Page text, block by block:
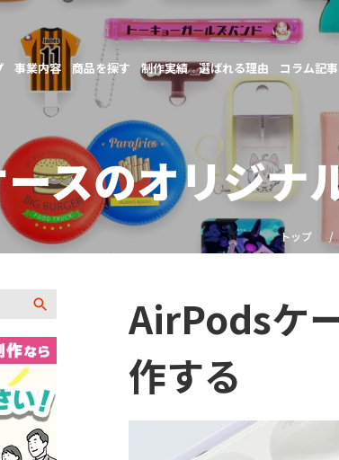
事業内容 商品を探す 制作実績 選ばれる理由 コラム記事
スのオリジナ
トップ
AirPodsケ
作する